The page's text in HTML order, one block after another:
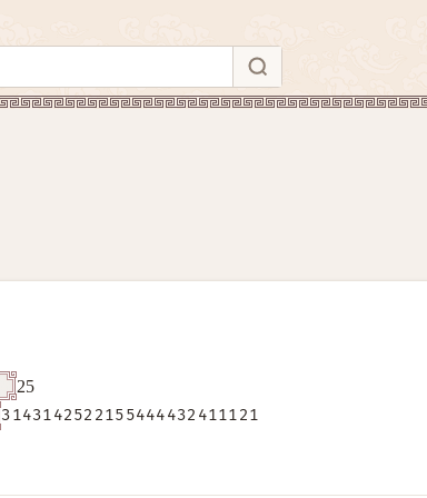
25
3143142522155444432411121